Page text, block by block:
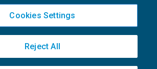
©Gruppo Euroconference S.p.A.v2.32.4
10N01 - 20124 Milano - info@ecnews.it
Cookies Settings
Reject All